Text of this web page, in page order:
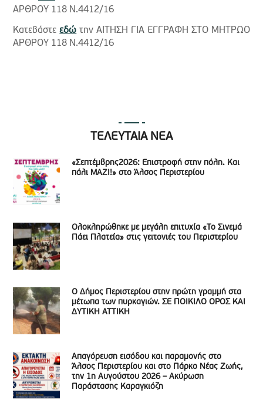
ΑΡΘΡΟΥ 118 Ν.4412/16
Κατεβάστεεδώ την ΑΙΤΗΣΗ ΓΙΑ ΕΓΓΡΑΦΗ ΣΤΟ ΜΗΤΡΩΟ
ΑΡΘΡΟΥ 118 Ν.4412/16
ΤΕΛΕΥΤΑΙΑ ΝΕΑ
«Σεπτέμβρης2026: Επιστροφή στην πόλη. Και
πάλι ΜΑΖΙ!» στο Άλσος Περιστερίου
Ολοκληρώθηκε με μεγάλη επιτυχία «Το Σινεμά
Πάει Πλατεία» στις γειτονιές του Περιστερίου
Ο Δήμος Περιστερίου στην πρώτη γραμμή στα
μέτωπα των πυρκαγιών. ΣΕ ΠΟΙΚΙΛΟ ΟΡΟΣ ΚΑΙ
ΔΥΤΙΚΗ ΑΤΤΙΚΗ
Απαγόρευση εισόδου και παραμονής στο
Άλσος Περιστερίου και στο Πάρκο Νέας Ζωής,
την 1η Αυγούστου 2026 – Ακύρωση
Παράστασης Καραγκιόζη